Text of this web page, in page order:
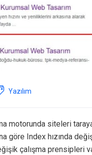
Yazılım
motorunda siteleri
göre Index hızında
çalışma prensipleri